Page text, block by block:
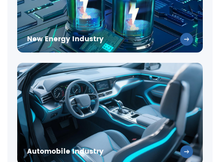
New Energy Industry
Automobile Industry